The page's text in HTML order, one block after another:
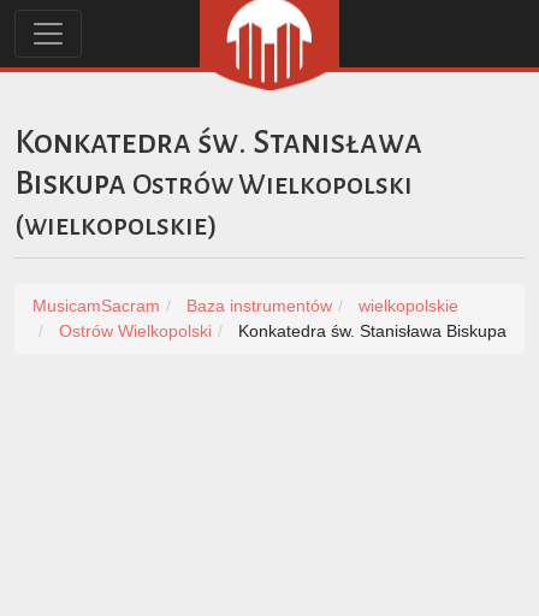
Konkatedra św. Stanisława
Biskupa Ostrów Wielkopolski
(wielkopolskie)
MusicamSacram Baza instrumentów
wielkopolskie
Ostrów Wielkopolski
Konkatedra św. Stanisława Biskupa